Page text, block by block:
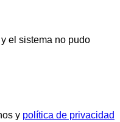
el sistema no pudo
y política de privacidad